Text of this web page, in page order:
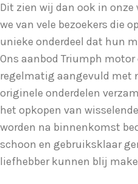
Dit zien wij dan ook in
we van vele bezoekers die
unieke onderdeel dat hun
Ons aanbod Triumph
regelmatig aangevuld met
originele onderdelen
het opkopen van
worden na binnenkomst
schoon en gebruiksklaar
liefhebber kunnen blij